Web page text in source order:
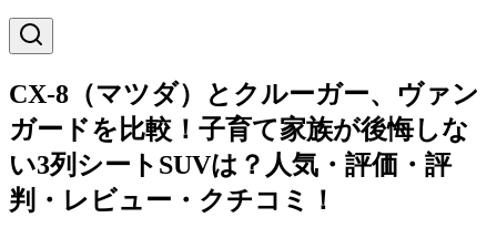
CX-8（マツダ）とクルーガー、ヴァン
ガードを比較！子育て家族が後悔しな
い3列シートSUVは？人気・評価・評
判・レビュー・クチコミ！